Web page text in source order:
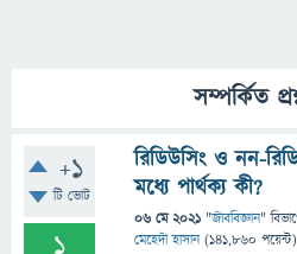
সম্পর্কিত
+1
টি ভোট
রিডিউসিং ও নন-
মধ্যে পার্থক্য কী?
06 মে 2021 "জীববিজ্ঞান"
মেহেদী হাসান (141,860 পয়েন্ট)